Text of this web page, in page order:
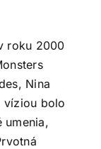
roku 2000
Nina
víziou bolo